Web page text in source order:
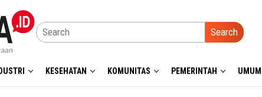
Search
KESEHATAN KOMUNITAS PEMERINTAH UMUM